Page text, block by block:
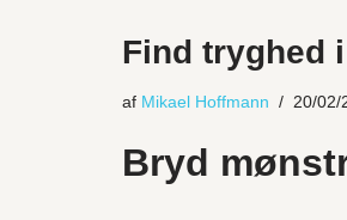
Find tryghed
af Mikael Hoffmann 20/02/
Bryd